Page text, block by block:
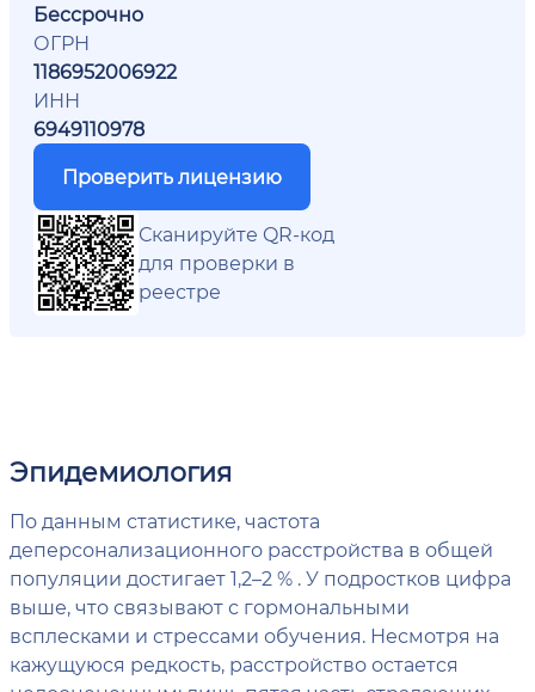
Бессрочно
ОГРН
1186952006922
ИНН
6949110978
Проверить лицензию
Сканируйте QR-код
для проверки в
реестре
Эпидемиология
По данным статистике, частота
деперсонализационного расстройства в общей
популяции достигает 1,2–2 % . У подростков цифра
выше, что связывают с гормональными
всплесками и стрессами обучения. Несмотря на
кажущуюся редкость, расстройство остается